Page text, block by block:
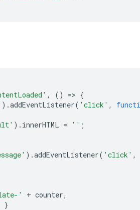
, () => {
).addEventListener( 'click' ,
). innerHTML = '' ;
).addEventListener( 'click' ,
' + counter,
}